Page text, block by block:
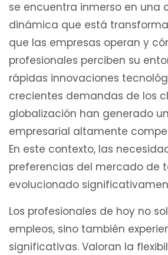
se encuentra inmerso en una
dinámica que está
que las empresas operan y
profesionales perciben su
rápidas innovaciones
crecientes demandas de los
globalización han generado
empresarial altamente
En este contexto, las
preferencias del mercado de
evolucionado
Los profesionales de hoy no
empleos, sino también
significativas. Valoran la